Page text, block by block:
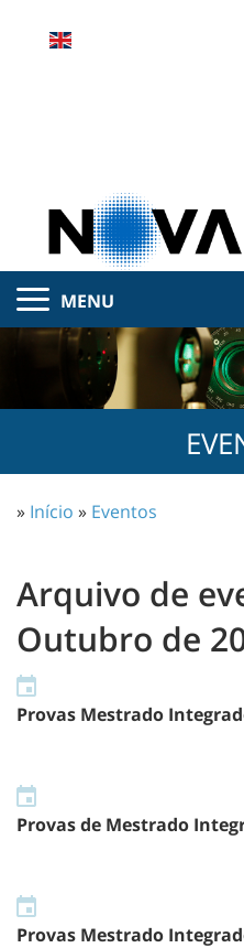
MENU
» Início » Eventos
Arquivo de
Outubro de
Provas Mestrado
Provas de Mestrado
Provas Mestrado